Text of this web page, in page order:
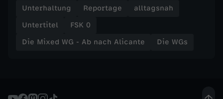
A
l
Unterhaltung Reportage
alltagsnah
Untertitel
FSK 0
Die Mixed WG - Ab nach Alicante
Die WGs